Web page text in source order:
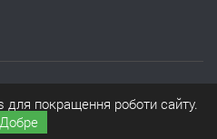
покращення роботи сайту.
Добре